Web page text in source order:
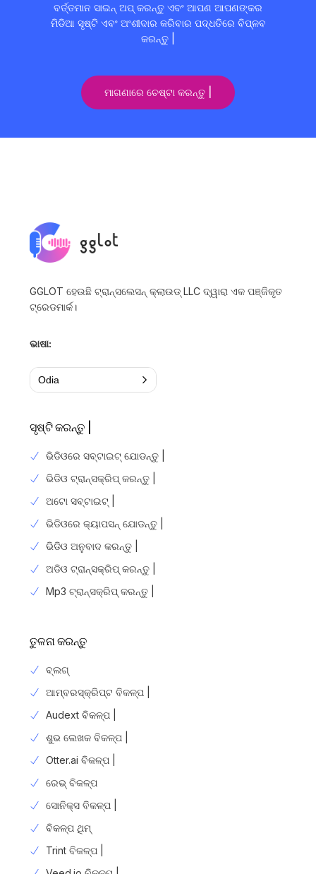
ବର୍ତ୍ତମାନ ସାଇନ୍ ଅପ୍ କରନ୍ତୁ ଏବଂ ଆପଣ ଆପଣଙ୍କର
ମିଡିଆ ସୃଷ୍ଟି ଏବଂ ଅଂଶୀଦାର କରିବାର ପଦ୍ଧତିରେ ବିପ୍ଳବ
କରନ୍ତୁ |
ମାଗଣାରେ ଚେଷ୍ଟା କରନ୍ତୁ |
GGLOT ହେଉଛି ଟ୍ରାନ୍ସଲେସନ୍ କ୍ଲାଉଡ୍ LLC ଦ୍ୱାରା ଏକ ପଞ୍ଜିକୃତ
ଟ୍ରେଡମାର୍କ।
ଭାଷା:
Odia
ସୃଷ୍ଟି କରନ୍ତୁ |
ଭିଡିଓରେ ସବ୍ଟାଇଟ୍ ଯୋଡନ୍ତୁ |
ଭିଡିଓ ଟ୍ରାନ୍ସକ୍ରିପ୍ କରନ୍ତୁ |
ଅଟୋ ସବ୍ଟାଇଟ୍ |
ଭିଡିଓରେ କ୍ୟାପସନ୍ ଯୋଡନ୍ତୁ |
ଭିଡିଓ ଅନୁବାଦ କରନ୍ତୁ |
ଅଡିଓ ଟ୍ରାନ୍ସକ୍ରିପ୍ କରନ୍ତୁ |
Mp3 ଟ୍ରାନ୍ସକ୍ରିପ୍ କରନ୍ତୁ |
ତୁଳନା କରନ୍ତୁ
ବ୍ଲଗ୍
ଆମ୍ବରସ୍କ୍ରିପ୍ଟ ବିକଳ୍ପ |
Audext ବିକଳ୍ପ |
ଶୁଭ ଲେଖକ ବିକଳ୍ପ |
Otter.ai ବିକଳ୍ପ |
ରେଭ୍ ବିକଳ୍ପ
ସୋନିକ୍ସ ବିକଳ୍ପ |
ବିକଳ୍ପ ଥିମ୍
Trint ବିକଳ୍ପ |